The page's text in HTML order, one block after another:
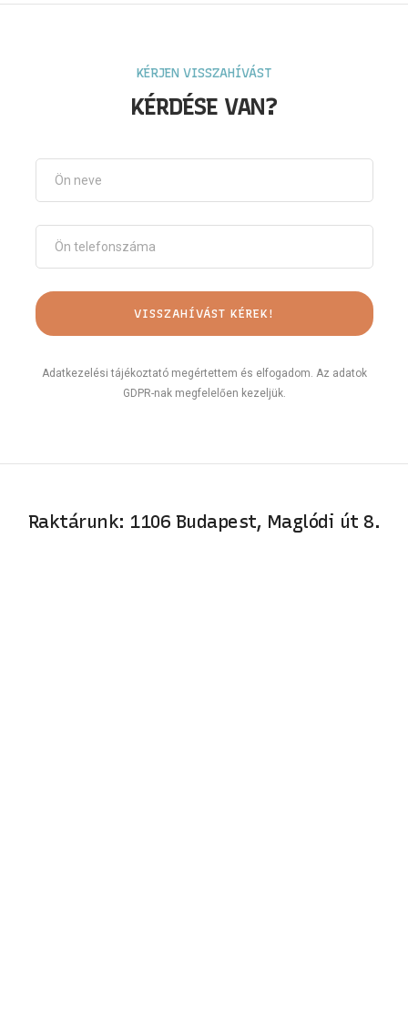
KÉRJEN VISSZAHÍVÁST
KÉRDÉSE VAN?
Adatkezelési tájékoztató megértettem és elfogadom. Az adatok
GDPR-nak megfelelően kezeljük.
Raktárunk: 1106 Budapest, Maglódi út 8.